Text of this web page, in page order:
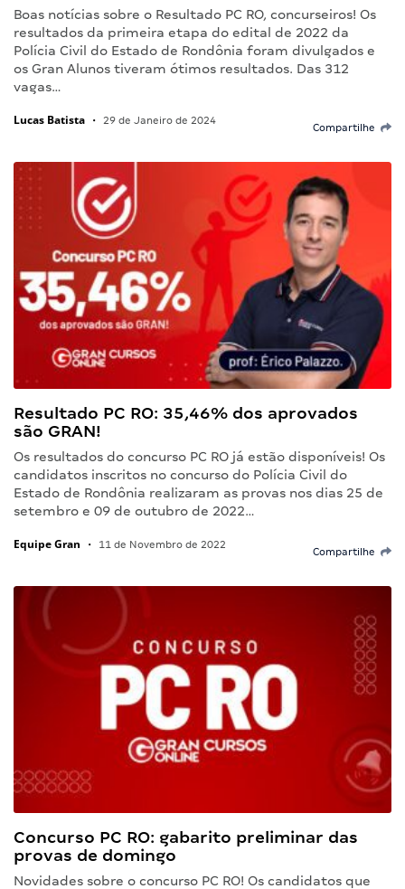
Boas notícias sobre o Resultado PC RO, concurseiros! Os
resultados da primeira etapa do edital de 2022 da
Polícia Civil do Estado de Rondônia foram divulgados e
os Gran Alunos tiveram ótimos resultados. Das 312
vagas…
Lucas Batista • 29 de Janeiro de 2024
Compartilhe
Resultado PC RO: 35,46% dos aprovados
são GRAN!
Os resultados do concurso PC RO já estão disponíveis! Os
candidatos inscritos no concurso do Polícia Civil do
Estado de Rondônia realizaram as provas nos dias 25 de
setembro e 09 de outubro de 2022…
Equipe Gran • 11 de Novembro de 2022
Compartilhe
Concurso PC RO: gabarito preliminar das
provas de domingo
Novidades sobre o concurso PC RO! Os candidatos que